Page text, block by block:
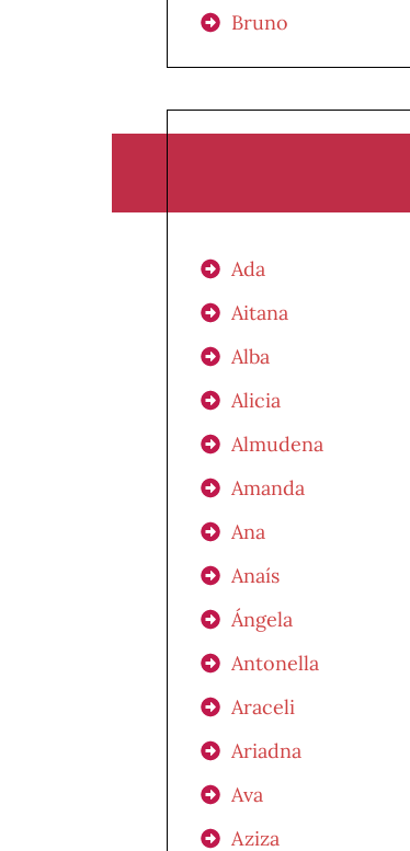
Bruno
Ada
Aitana
Alba
Alicia
Almudena
Amanda
Ana
Anaís
Ángela
Antonella
Araceli
Ariadna
Ava
Aziza